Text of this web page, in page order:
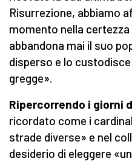
Risurrezione, abbiamo
momento nella certezza
abbandona mai il suo
disperso e lo
gregge».
Ripercorrendo i giorni
ricordato come i
strade diverse» e nel
desiderio di eleggere